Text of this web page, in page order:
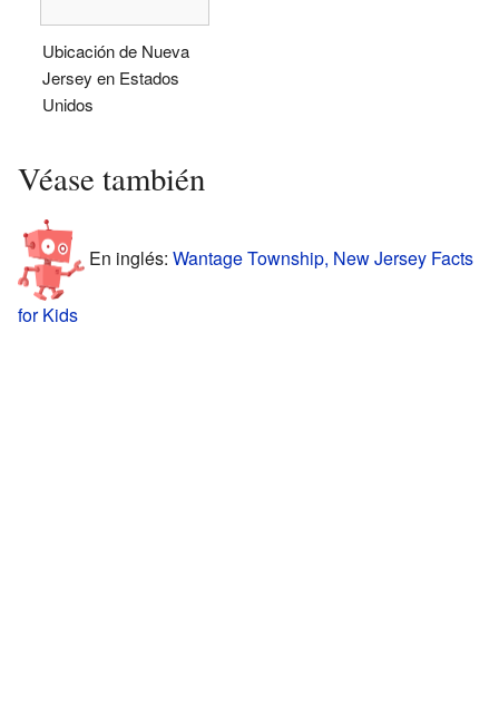
Ubicación de Nueva
Jersey en Estados
Unidos
Véase también
En inglés: Wantage Township, New Jersey Facts
for Kids